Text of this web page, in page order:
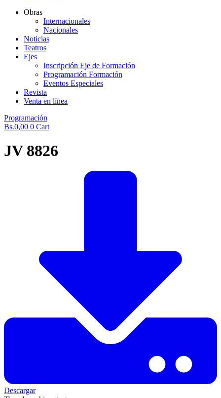
Obras
Internacionales
Nacionales
Noticias
Teatros
Ejes
Inscripción Eje de Formación
Programación Formación
Eventos Especiales
Revista
Venta en línea
Programación
Bs.0,00 0 Cart
JV 8826
Descargar